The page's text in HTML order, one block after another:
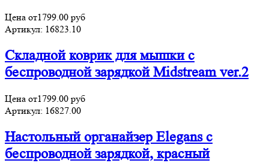
Цена от1799.00 руб
Артикул: 16823.10
Складной коврик для мышки с
беспроводной зарядкой Midstream ver.2
Цена от1799.00 руб
Артикул: 16827.00
Настольный органайзер Elegans c
беспроводной зарядкой, красный